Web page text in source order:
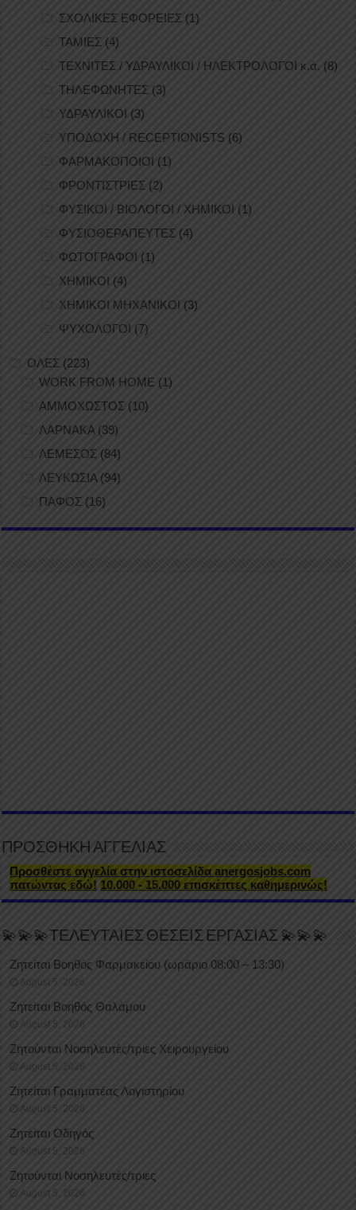
ΣΧΟΛΙΚΕΣ ΕΦΟΡΕΙΕΣ (1)
ΤΑΜΙΕΣ (4)
ΤΕΧΝΙΤΕΣ / ΥΔΡΑΥΛΙΚΟΙ / ΗΛΕΚΤΡΟΛΟΓΟΙ κ.ά. (8)
ΤΗΛΕΦΩΝΗΤΕΣ (3)
ΥΔΡΑΥΛΙΚΟΙ (3)
ΥΠΟΔΟΧΗ / RECEPTIONISTS (6)
ΦΑΡΜΑΚΟΠΟΙΟΙ (1)
ΦΡΟΝΤΙΣΤΡΙΕΣ (2)
ΦΥΣΙΚΟΙ / ΒΙΟΛΟΓΟΙ / ΧΗΜΙΚΟΙ (1)
ΦΥΣΙΟΘΕΡΑΠΕΥΤΕΣ (4)
ΦΩΤΟΓΡΑΦΟΙ (1)
ΧΗΜΙΚΟΙ (4)
ΧΗΜΙΚΟΙ ΜΗΧΑΝΙΚΟΙ (3)
ΨΥΧΟΛΟΓΟΙ (7)
ΟΛΕΣ (223)
WORK FROM HOME (1)
ΑΜΜΟΧΩΣΤΟΣ (10)
ΛΑΡΝΑΚΑ (39)
ΛΕΜΕΣΟΣ (84)
ΛΕΥΚΩΣΙΑ(94)
ΠΑΦΟΣ (16)
ΠΡΟΣΘΗΚΗ ΑΓΓΕΛΙΑΣ
Προσθέστε αγγελία στην ιστοσελίδα anergosjobs.com
πατώντας εδώ! 10.000 - 15.000 επισκέπτες καθημερινώς!
💫💫💫ΤΕΛΕΥΤΑΙΕΣ ΘΕΣΕΙΣ ΕΡΓΑΣΙΑΣ 💫💫💫
Ζητείται Βοηθός Φαρμακείου (ωράριο 08:00 – 13:30)
August 5, 2026
Ζητείται Βοηθός Θαλάμου
August 5, 2026
Ζητούνται Νοσηλευτές/τριες Χειρουργείου
August 5, 2026
Ζητείται Γραμματέας Λογιστηρίου
August 5, 2026
Ζητείται Οδηγός
August 5, 2026
Ζητούνται Νοσηλευτές/τριες
August 5, 2026